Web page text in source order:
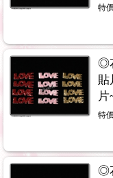
特
◎
貼
片
特
◎